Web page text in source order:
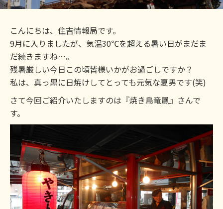
こんにちは、住吉情報局です。
9月に入りましたが、気温30℃を超える暑い日がまだま
だ続きますね…。
残暑厳しい今日この頃皆様いかがお過ごしですか？
私は、真っ黒に日焼けしてとっても元気な夏男です(笑)
さて今回ご紹介いたしますのは『焼き鳥竜鳳』さんで
す。